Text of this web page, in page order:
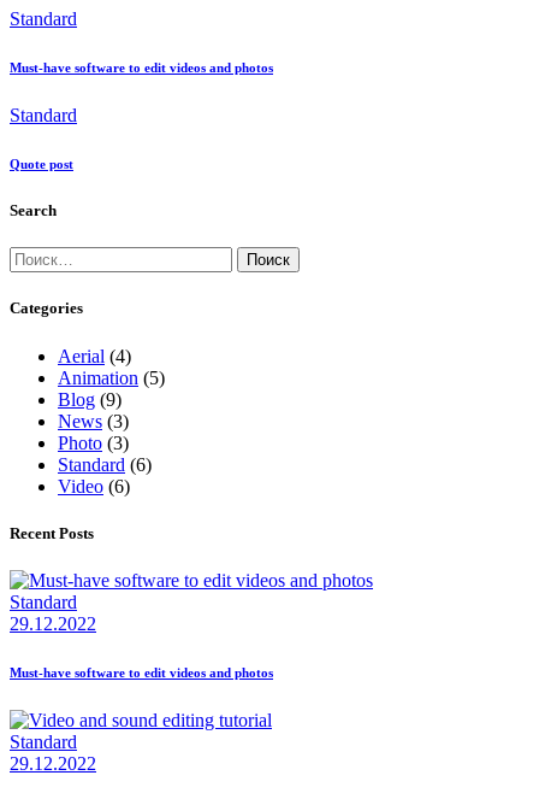
Standard
Must-have software to edit videos and photos
Standard
Quote post
Search
Найти:
Categories
Aerial (4)
Animation (5)
Blog (9)
News (3)
Photo (3)
Standard (6)
Video (6)
Recent Posts
Standard
29.12.2022
Must-have software to edit videos and photos
Standard
29.12.2022